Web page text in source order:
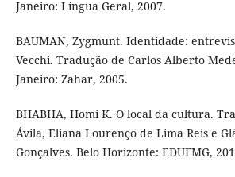
Janeiro: Língua Geral, 2007.
BAUMAN, Zygmunt. Identidade:
Vecchi. Tradução de Carlos Alberto
Janeiro: Zahar, 2005.
BHABHA, Homi K. O local da cultura.
Ávila, Eliana Lourenço de Lima Reis e
Gonçalves. Belo Horizonte: EDUFMG,